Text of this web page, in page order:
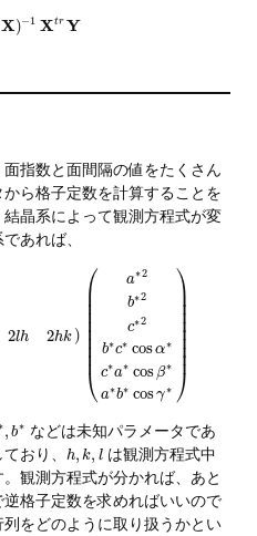
X)−1 Xtr Y
指数と面間隔の値をたくさん
ら格子定数を計算することを
晶系によって観測方程式が変
あれば、
2lh 2hk )
⎛
⎝
⎜
⎜⎜⎜⎜⎜⎜⎜⎜
a∗2
b∗2
c∗2
b∗c∗ cosα∗
c∗a∗ cos β∗
a∗b∗ cosγ∗
⎞
⎠
⎟⎟⎟⎟⎟⎟⎟⎟⎟
, b∗ などは未知パラメータであ
おり、
h, k, l は観測方程式中
観測方程式が分かれば、あと
格子定数を求めればいいので
をどのように取り扱うかとい